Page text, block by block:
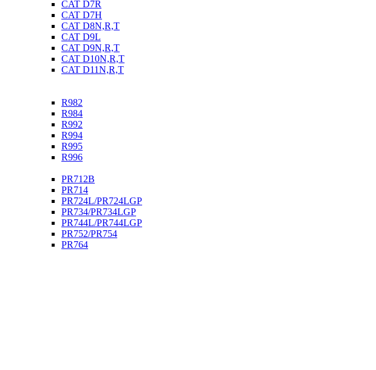
CAT D7R
CAT D7H
CAT D8N,R,T
CAT D9L
CAT D9N,R,T
CAT D10N,R,T
CAT D11N,R,T
R982
R984
R992
R994
R995
R996
PR712B
PR714
PR724L/PR724LGP
PR734/PR734LGP
PR744L/PR744LGP
PR752/PR754
PR764